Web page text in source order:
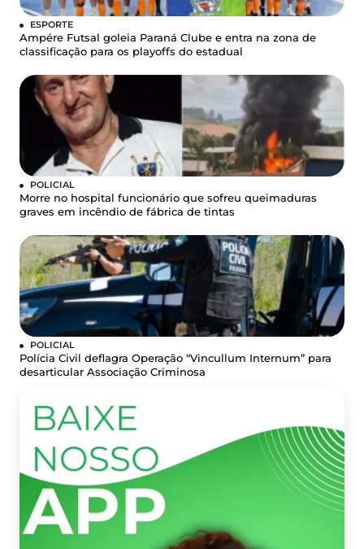
ESPORTE
Ampére Futsal goleia Paraná Clube e entra na zona de
classificação para os playoffs do estadual
POLICIAL
Morre no hospital funcionário que sofreu queimaduras
graves em incêndio de fábrica de tintas
POLICIAL
Polícia Civil deflagra Operação “Vincullum Internum” para
desarticular Associação Criminosa